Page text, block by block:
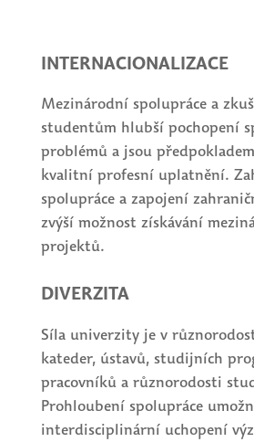
INTERNACIONALIZACE
Mezinárodní spolupráce a
studentům hlubší pochopení
problémů a jsou
kvalitní profesní uplatnění.
spolupráce a zapojení
zvýší možnost získávání
projektů.
DIVERZITA
Síla univerzity je v různorodosti fakult,
kateder, ústavů, studijních
pracovníků a různorodosti
Prohloubení spolupráce
interdisciplinární uchopení